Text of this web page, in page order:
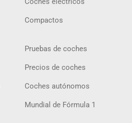
Compactos
Pruebas de coches
Precios de coches
Coches autónomos
Mundial de Fórmula 1